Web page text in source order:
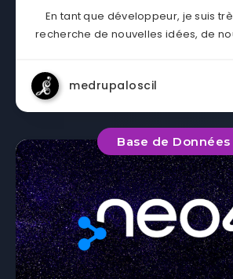
En tant que développeur, je suis
recherche de nouvelles idées, de
medrupaloscil
Base de Données